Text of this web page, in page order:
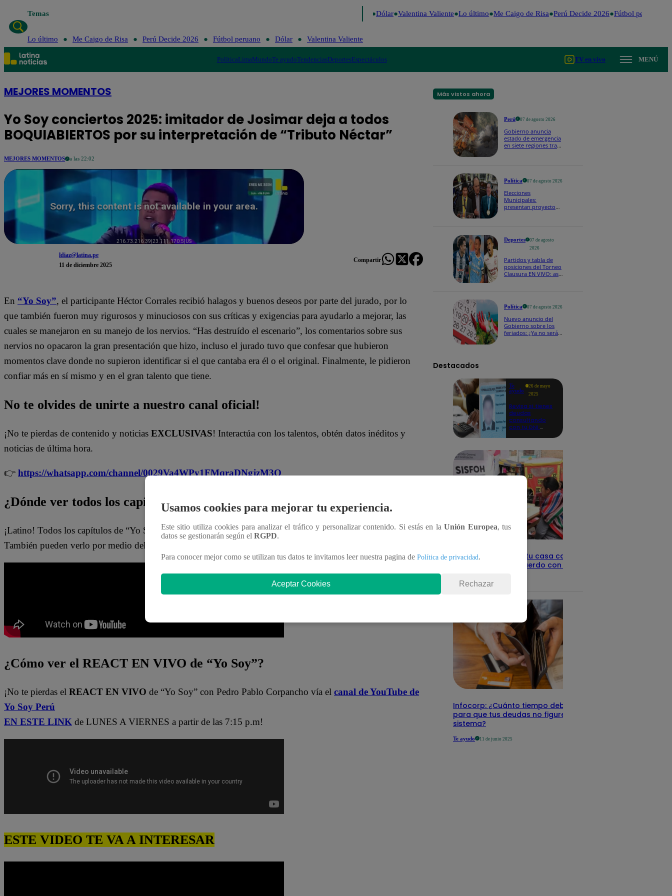
Temas Dólar Valentina Valiente Lo último Me Caigo de Risa Perú Decide 2026 Fútbol peruano
Lo último Me Caigo de Risa Perú Decide 2026 Fútbol peruano Dólar Valentina Valiente
PolíticaLimaMundoTe ayudoTendenciasDeportesEspectáculos TV en vivo MENÚ
MEJORES MOMENTOS
Yo Soy conciertos 2025: imitador de Josimar deja a todos
BOQUIABIERTOS por su interpretación de “Tributo Néctar”
MEJORES MOMENTOS a las 22:02
ldiaz@latina.pe
11 de diciembre 2025
Compartir
En “Yo Soy”, el participante Héctor Corrales recibió halagos y buenos deseos por parte del jurado, por lo
que también fueron muy rigurosos y minuciosos con sus críticas y exigencias para ayudarlo a mejorar, las
cuales se manejaron en su manejo de los nervios. “Has destruído el escenario”, los comentarios sobre sus
nervios no opacaron la gran presentación que hizo, incluso el jurado tuvo que confesar que hubieron
momentos clave donde no supieron identificar si el que cantaba era él o el original. Finalmente, le pidieron
confiar más en sí mismo y en el gran talento que tiene.
No te olvides de unirte a nuestro canal oficial!
¡No te pierdas de contenido y noticias EXCLUSIVAS! Interactúa con los talentos, obtén datos inéditos y
noticias de última hora.
👉 https://whatsapp.com/channel/0029Va4WPy1FMqraDNgjzM3Q
¿Dónde ver todos los capítulos de “Yo Soy”?
¡Latino! Todos los capítulos de “Yo Soy” están disponibles en nuestro canal de Youtube deYo Soy Perú.
También pueden verlo por medio del
¿Cómo ver el REACT EN VIVO de “Yo Soy”?
¡No te pierdas el REACT EN VIVO de “Yo Soy” con Pedro Pablo Corpancho vía el canal de YouTube de
Yo Soy Perú
EN ESTE LINK de LUNES A VIERNES a partir de las 7:15 p.m!
ESTE VIDEO TE VA A INTERESAR
Más vistos ahora
Perú 07 de agosto 2026
Gobierno anuncia
estado de emergencia
en siete regiones tras
Política 07 de agosto 2026
Elecciones
Municipales:
presentan proyecto
Deportes
07 de agosto
2026
Partidos y tabla de
posiciones del Torneo
Clausura EN VIVO: así
Política 07 de agosto 2026
Nuevo anuncio del
Gobierno sobre los
feriados: ¿Ya no serán
Destacados
Te
ayudo
26 de mayo
2025
Revisa si tienes
deudas
consultando
con tu DNI:
Revisa con tu DNI si tu casa califica
como pobre, de acuerdo con el Sisfoh
Te ayudo
Infocorp: ¿Cuánto tiempo debe pasar
para que tus deudas no figuren en su
sistema?
Te ayudo 11 de junio 2025
Usamos cookies para mejorar tu experiencia.
Este sitio utiliza cookies para analizar el tráfico y personalizar contenido. Si estás en laUnión Europea, tus
datos se gestionarán según el RGPD.
Para conocer mejor como se utilizan tus datos te invitamos leer nuestra pagina de Política de privacidad.
Aceptar Cookies Rechazar